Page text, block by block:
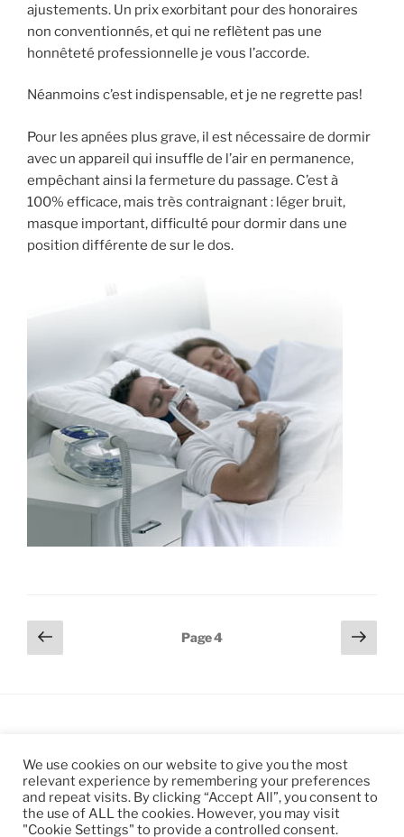
ajustements. Un prix exorbitant pour des honoraires
non conventionnés, et qui ne reflètent pas une
honnêteté professionnelle je vous l’accorde.
Néanmoins c’est indispensable, et je ne regrette pas!
Pour les apnées plus grave, il est nécessaire de dormir
avec un appareil qui insuffle de l’air en permanence,
empêchant ainsi la fermeture du passage. C’est à
100% efficace, mais très contraignant : léger bruit,
masque important, difficulté pour dormir dans une
position différente de sur le dos.
Pagination
des
Page
précédente
Page4
Page
Copyright Ze Studio 2004 - Marque déposée
We use cookies on our website to give you the most
relevant experience by remembering your preferences
and repeat visits. By clicking “Accept All”, you consent to
the use of ALL the cookies. However, you may visit
"Cookie Settings" to provide a controlled consent.